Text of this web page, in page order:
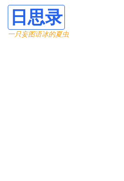
日思录
一只妄图语冰的夏虫